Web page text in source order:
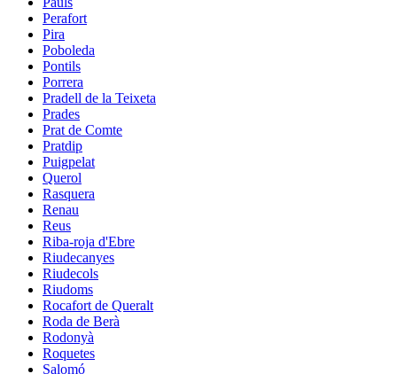
Perafort
Pira
Poboleda
Pontils
Porrera
Pradell de la Teixeta
Prades
Prat de Comte
Pratdip
Puigpelat
Querol
Rasquera
Renau
Reus
Riba-roja d'Ebre
Riudecanyes
Riudecols
Riudoms
Rocafort de Queralt
Roda de Berà
Rodonyà
Roquetes
Salomó